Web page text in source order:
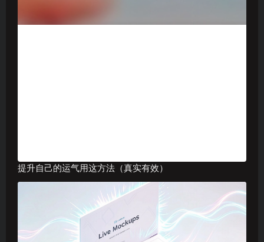
提升自己的运气用这方法（真实有效）